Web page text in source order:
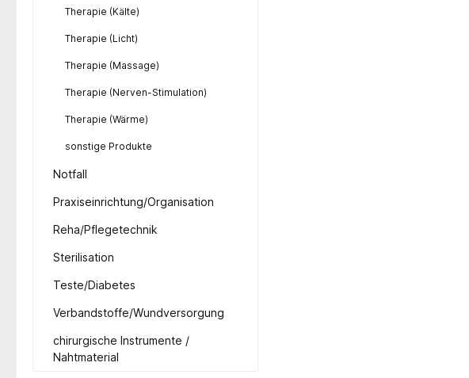
Therapie (Kälte)
Therapie (Licht)
Therapie (Massage)
Therapie (Nerven-Stimulation)
Therapie (Wärme)
sonstige Produkte
Notfall
Praxiseinrichtung/Organisation
Reha/Pflegetechnik
Sterilisation
Teste/Diabetes
Verbandstoffe/Wundversorgung
chirurgische Instrumente /
Nahtmaterial